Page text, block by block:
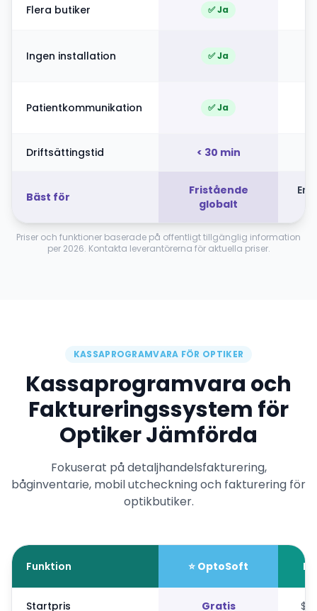
Flera butiker ✅ Ja
Ingen installation ✅ Ja
Patientkommunikation ✅ Ja
Driftsättingstid < 30 min
Bäst för
Fristående
globalt
Priser och funktioner baserade på offentligt tillgänglig information
per 2026. Kontakta leverantörerna för aktuella priser.
KASSAPROGRAMVARA FÖR OPTIKER
Kassaprogramvara och
Faktureringssystem för
Optiker Jämförda
Fokuserat på detaljhandelsfakturering,
båginventarie, mobil utcheckning och fakturering för
optikbutiker.
Funktion ⭐ OptoSoft
Startpris Gratis